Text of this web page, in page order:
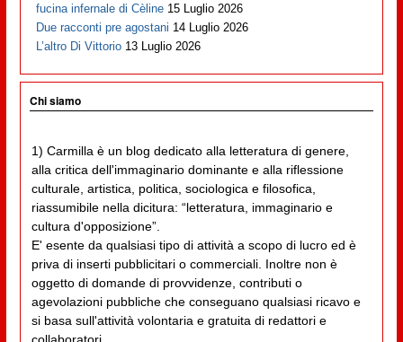
fucina infernale di Cèline 15 Luglio 2026
Due racconti pre agostani 14 Luglio 2026
L’altro Di Vittorio 13 Luglio 2026
Chi siamo
1) Carmilla è un blog dedicato alla letteratura di genere,
alla critica dell'immaginario dominante e alla riflessione
culturale, artistica, politica, sociologica e filosofica,
riassumibile nella dicitura: “letteratura, immaginario e
cultura d'opposizione”.
E' esente da qualsiasi tipo di attività a scopo di lucro ed è
priva di inserti pubblicitari o commerciali. Inoltre non è
oggetto di domande di provvidenze, contributi o
agevolazioni pubbliche che conseguano qualsiasi ricavo e
si basa sull'attività volontaria e gratuita di redattori e